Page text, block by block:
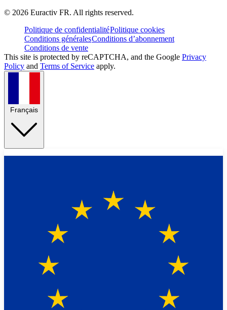
© 2026 Euractiv FR. All rights reserved.
Politique de confidentialitéPolitique cookies
Conditions généralesConditions d’abonnement
Conditions de vente
This site is protected by reCAPTCHA, and the Google Privacy
Policy and Terms of Service apply.
Français